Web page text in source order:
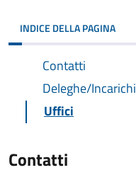
INDICE DELLA PAGINA
Contatti
Deleghe/Incarichi
Uffici
Contatti